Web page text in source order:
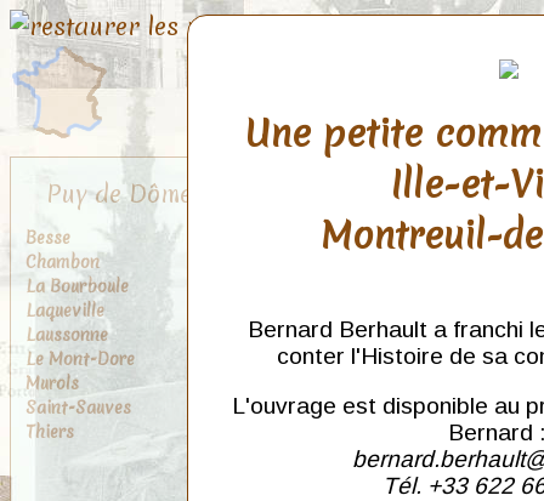
Puy de Dôme
Besse
Chambon
La Bourboule
Laqueville
Laussonne
Le Mont-Dore
Murols
Saint-Sauves
Thiers
Une petite
Ille-et-
Montreuil-
Bernard Berhault a franchi
conter l'Histoire de sa
L'ouvrage est disponible au
Bernard
Tél. +33 622